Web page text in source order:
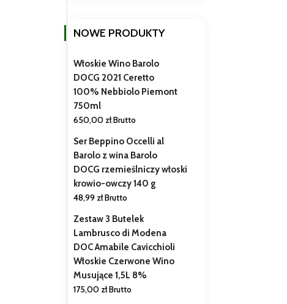
NOWE PRODUKTY
Włoskie Wino Barolo
DOCG 2021 Ceretto
100% Nebbiolo Piemont
750ml
650,00 złBrutto
Ser Beppino Occelli al
Barolo z wina Barolo
DOCG rzemieślniczy włoski
krowio-owczy 140 g
48,99 złBrutto
Zestaw 3 Butelek
Lambrusco di Modena
DOC Amabile Cavicchioli
Włoskie Czerwone Wino
Musujące 1,5L 8%
175,00 złBrutto